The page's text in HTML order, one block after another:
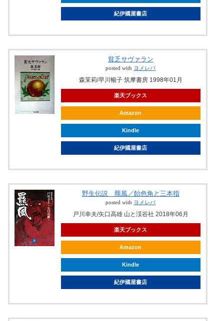
紀伊國屋書店
貧乏サヴァラン
posted with ヨメレバ
森茉莉/早川暢子 筑摩書房 1998年01月
楽天ブックス
Amazon
Kindle
紀伊國屋書店
野生伝説 羆風／飴色角と三本指
posted with ヨメレバ
戸川幸夫/矢口高雄 山と渓谷社 2018年06月
楽天ブックス
Amazon
Kindle
紀伊國屋書店